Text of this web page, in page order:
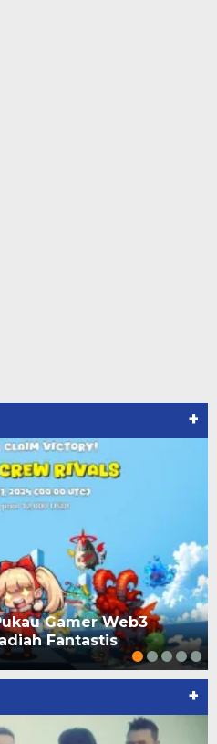
+
Gamer Web3
Fantastis
+